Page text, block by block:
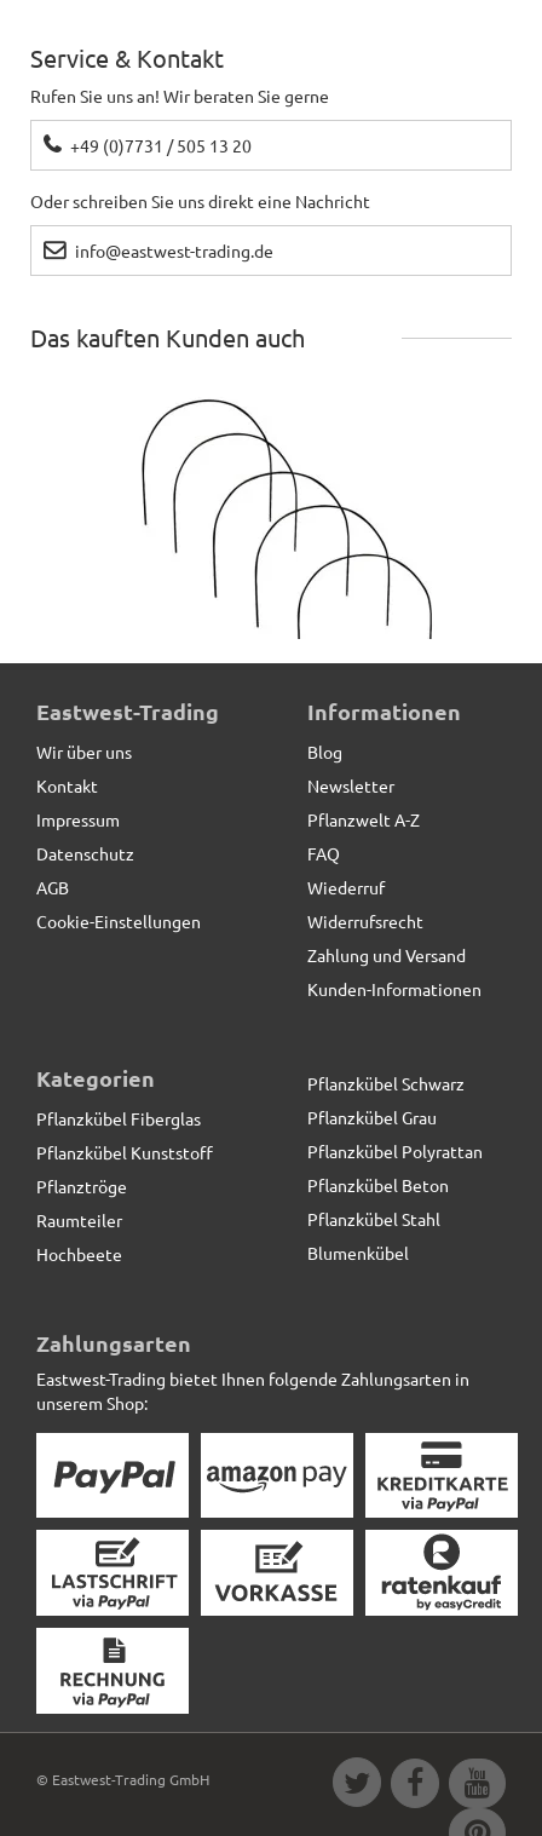
Service & Kontakt
Rufen Sie uns an! Wir beraten Sie gerne
+49 (0)7731 / 505 13 20
Oder schreiben Sie uns direkt eine Nachricht
info@eastwest-trading.de
Das kauften Kunden auch
Rankhilfe MALAGA aus Cortenstahl, braun, 5er-Set
9,90 € *statt
29,50 € *
Eastwest-Trading
Wir über uns
Kontakt
Impressum
Datenschutz
AGB
Cookie-Einstellungen
Informationen
Blog
Newsletter
Pflanzwelt A-Z
FAQ
Wiederruf
Widerrufsrecht
Zahlung und Versand
Kunden-Informationen
Kategorien
Pflanzkübel Fiberglas
Pflanzkübel Kunststoff
Pflanztröge
Raumteiler
Hochbeete
Pflanzkübel Schwarz
Pflanzkübel Grau
Pflanzkübel Polyrattan
Pflanzkübel Beton
Pflanzkübel Stahl
Blumenkübel
Zahlungsarten
Eastwest-Trading bietet Ihnen folgende Zahlungsarten in
unserem Shop:
© Eastwest-Trading GmbH